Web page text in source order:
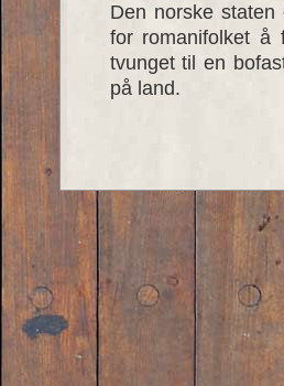
Den norske staten
for romanifolket å
tvunget til en
på land.